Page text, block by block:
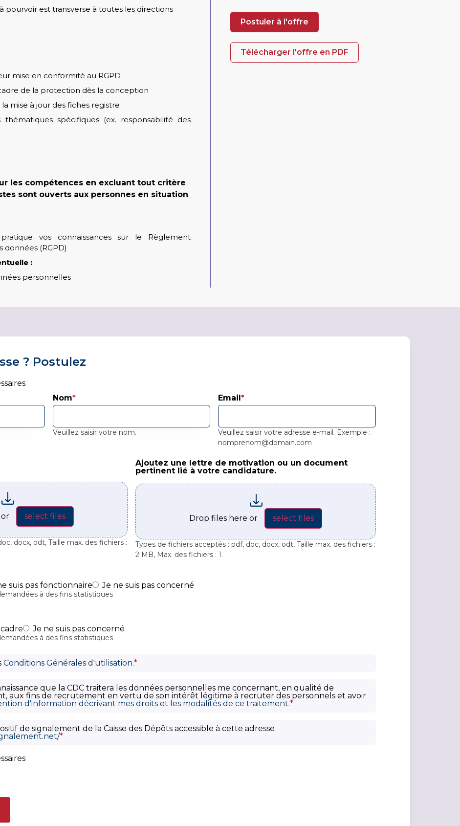
pourvoir est transverse à toutes les directions
mise en conformité au RGPD
de la protection dès la conception
mise à jour des fiches registre
spécifiques (ex. responsabilité des
les compétences en excluant tout critère
sont ouverts aux personnes en situation
vos connaissances sur le Règlement
(RGPD)
:
personnelles
Postuler à l'offre
Télécharger l'offre en PDF
? Postulez
Nom*
Veuillez saisir votre nom.
Email*
Veuillez saisir votre adresse e-mail. Exemple :
nomprenom@domain.com
select files
docx, odt, Taille max. des fichiers :
Ajoutez une lettre de motivation ou un document pertinent lié à votre
Ajoutez une lettre de motivation ou un document
pertinent lié à votre candidature.
Drop files here or select files
Types de fichiers acceptés : pdf, doc, docx, odt, Taille max. des fichiers :
2 MB, Max. des fichiers : 1.
suis pas fonctionnaire Je ne suis pas concerné
à des fins statistiques
Je ne suis pas concerné
à des fins statistiques
Conditions Générales d'utilisation.*
que la CDC traitera les données personnelles me concernant, en qualité de
aux fins de recrutement en vertu de son intérêt légitime à recruter des personnels et avoir
d'information décrivant mes droits et les modalités de ce traitement.*
de signalement de la Caisse des Dépôts accessible à cette adresse
*